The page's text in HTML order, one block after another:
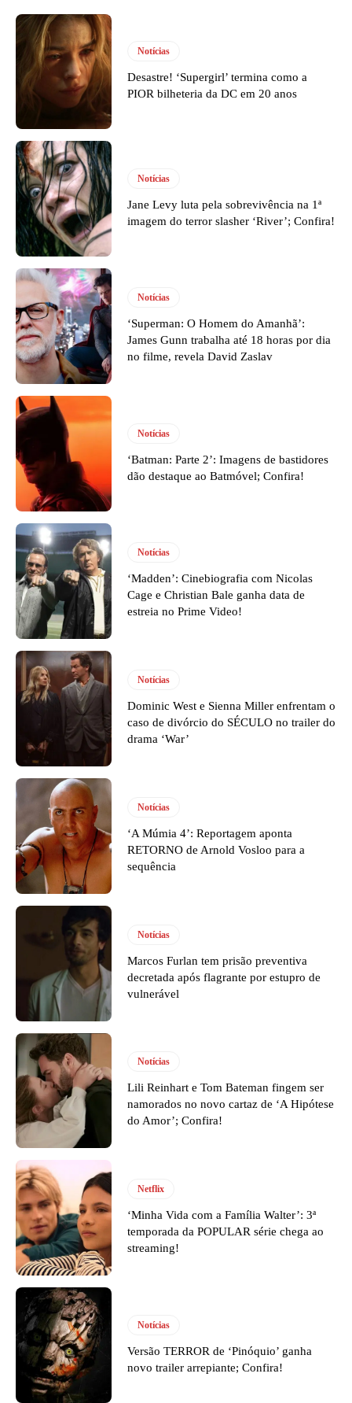
Notícias
Desastre! ‘Supergirl’ termina como a
PIOR bilheteria da DC em 20 anos
Notícias
Jane Levy luta pela sobrevivência na 1ª
imagem do terror slasher ‘River’; Confira!
Notícias
‘Superman: O Homem do Amanhã’:
James Gunn trabalha até 18 horas por dia
no filme, revela David Zaslav
Notícias
‘Batman: Parte 2’: Imagens de bastidores
dão destaque ao Batmóvel; Confira!
Notícias
‘Madden’: Cinebiografia com Nicolas
Cage e Christian Bale ganha data de
estreia no Prime Video!
Notícias
Dominic West e Sienna Miller enfrentam o
caso de divórcio do SÉCULO no trailer do
drama ‘War’
Notícias
‘A Múmia 4’: Reportagem aponta
RETORNO de Arnold Vosloo para a
sequência
Notícias
Marcos Furlan tem prisão preventiva
decretada após flagrante por estupro de
vulnerável
Notícias
Lili Reinhart e Tom Bateman fingem ser
namorados no novo cartaz de ‘A Hipótese
do Amor’; Confira!
Netflix
‘Minha Vida com a Família Walter’: 3ª
temporada da POPULAR série chega ao
streaming!
Notícias
Versão TERROR de ‘Pinóquio’ ganha
novo trailer arrepiante; Confira!